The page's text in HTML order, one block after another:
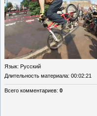
Язык: Русский
Длительность материала: 00:02:21
Всего комментариев: 0